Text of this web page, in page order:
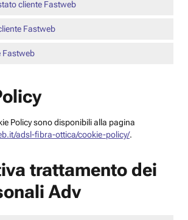
cliente Fastweb
Fastweb
Fastweb
Policy sono disponibili alla pagina
adsl-fibra-ottica/cookie-policy/.
trattamento dei
Adv